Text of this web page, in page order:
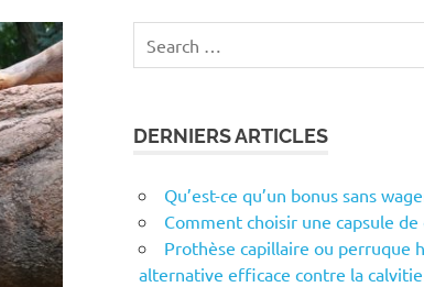
for:
DERNIERS ARTICLES
Qu’est-ce qu’un bonus sans
Comment choisir une capsule de
Prothèse capillaire ou perruque
alternative efficace contre la calvitie